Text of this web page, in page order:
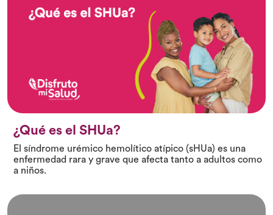
¿Qué es el SHUa?
El síndrome urémico hemolítico atípico (sHUa) es una
enfermedad rara y grave que afecta tanto a adultos como
a niños.